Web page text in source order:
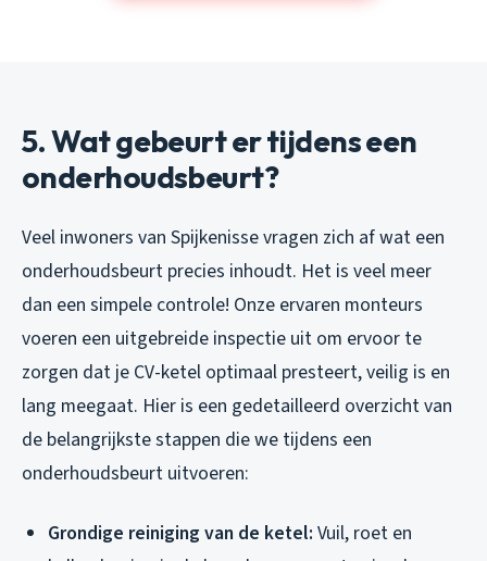
5. Wat gebeurt er tijdens een
onderhoudsbeurt?
Veel inwoners van Spijkenisse vragen zich af wat een
onderhoudsbeurt precies inhoudt. Het is veel meer
dan een simpele controle! Onze ervaren monteurs
voeren een uitgebreide inspectie uit om ervoor te
zorgen dat je CV-ketel optimaal presteert, veilig is en
lang meegaat. Hier is een gedetailleerd overzicht van
de belangrijkste stappen die we tijdens een
onderhoudsbeurt uitvoeren:
Grondige reiniging van de ketel: Vuil, roet en